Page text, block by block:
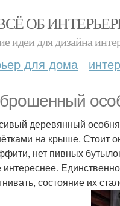
ОБ
идеи для дизайна
для дома
деревянный
на крыше. Стоит
нет пивных
состояние их